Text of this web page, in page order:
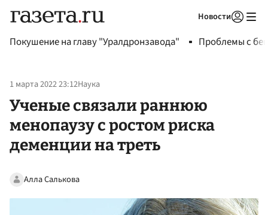
Новости
Покушение на главу "Уралдронзавода" Проблемы с
1 марта 2022 23:12Наука
Ученые связали раннюю
менопаузу с ростом риска
деменции на треть
Алла Салькова